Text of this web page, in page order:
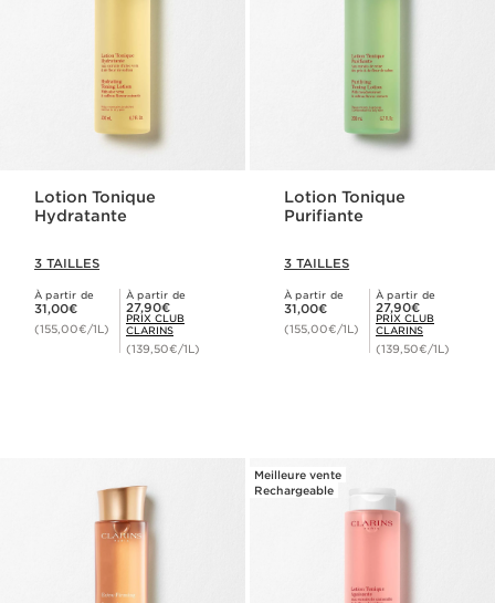
Lotion Tonique
Hydratante
3 TAILLES
À partir de
Nouveau prix 31,00€
31,00€
(155,00€/1L)
À partir de
Prix Club Clarins 27,90€
27,90€
PRIX CLUB
CLARINS
(139,50€/1L)
Lotion Tonique
Purifiante
3 TAILLES
À partir de
Nouveau prix 31,00€
31,00€
(155,00€/1L)
À partir de
Prix Club Clarins 27,90€
27,90€
PRIX CLUB
CLARINS
(139,50€/1L)
Meilleure vente
Rechargeable